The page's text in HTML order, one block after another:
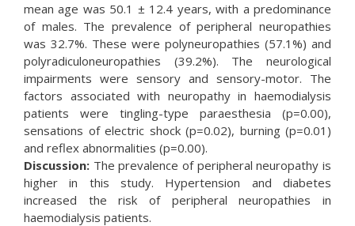
mean age was 50.1 ± 12.4 years, with a predominance
of males. The prevalence of peripheral neuropathies
was 32.7%. These were polyneuropathies (57.1%) and
polyradiculoneuropathies (39.2%). The neurological
impairments were sensory and sensory-motor. The
factors associated with neuropathy in haemodialysis
patients were tingling-type paraesthesia (p=0.00),
sensations of electric shock (p=0.02), burning (p=0.01)
and reflex abnormalities (p=0.00).
Discussion: The prevalence of peripheral neuropathy is
higher in this study. Hypertension and diabetes
increased the risk of peripheral neuropathies in
haemodialysis patients.